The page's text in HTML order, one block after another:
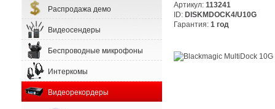
Распродажа демо
Видеосендеры
Беспроводные микрофоны
Интеркомы
Видеорекордеры
Артикул: 113241
ID: DISKMDOCK4/U10G
Гарантия: 1 год